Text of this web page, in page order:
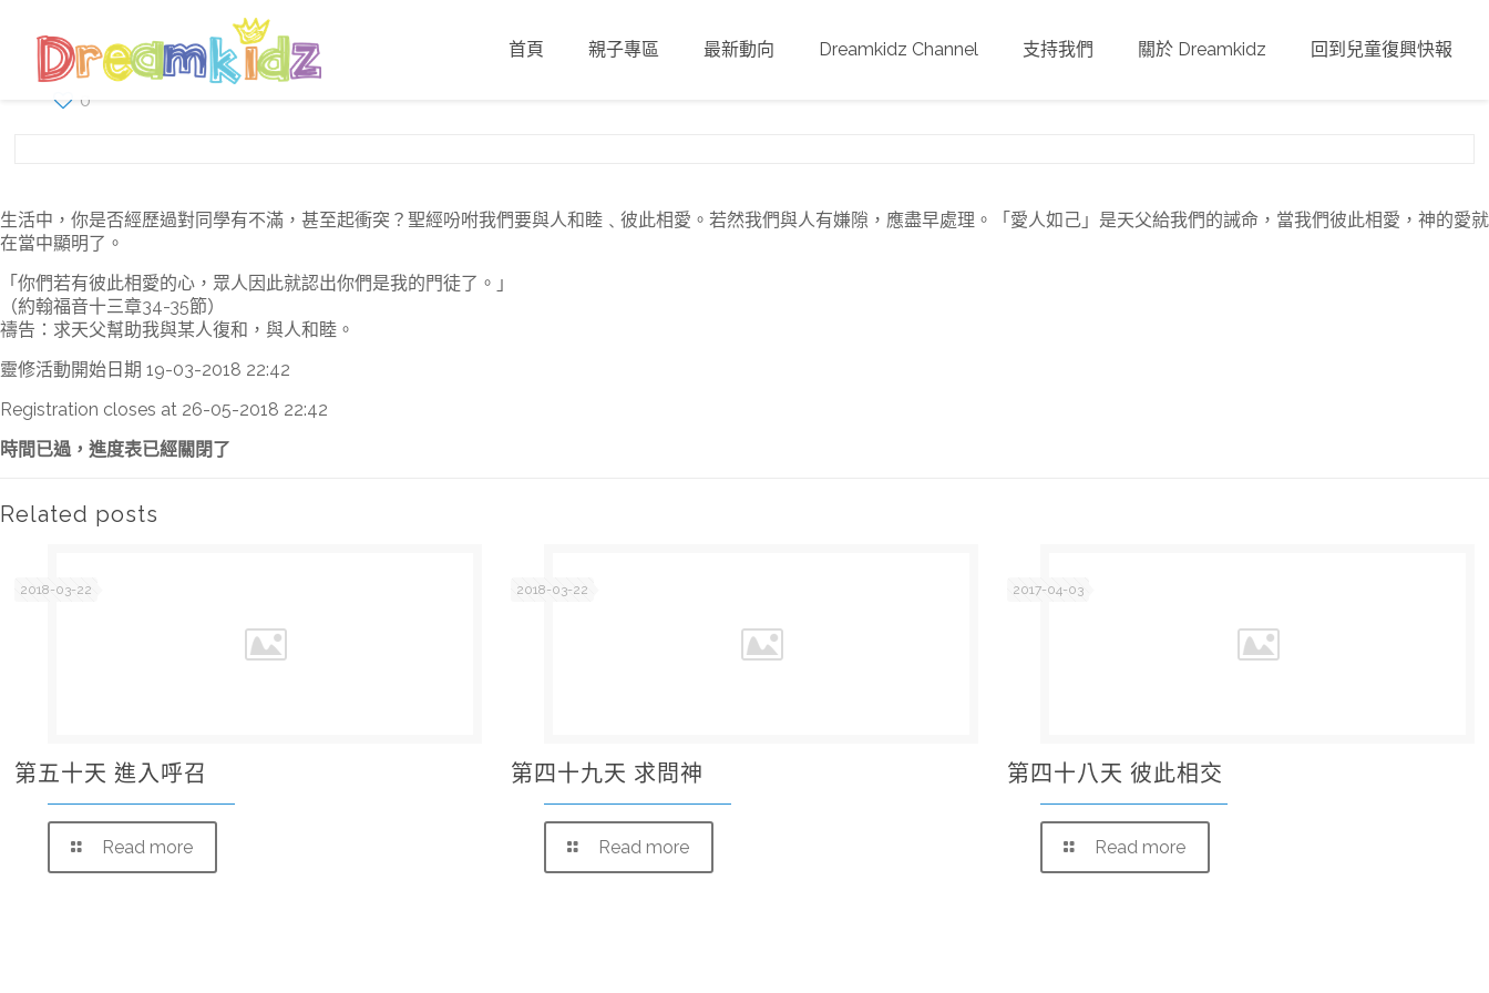
首頁 親子專區 最新動向 Dreamkidz Channel 支持我們 關於 Dreamkidz 回到兒童復興快報
0
生活中，你是否經歷過對同學有不滿，甚至起衝突？聖經吩咐我們要與人和睦﹑彼此相愛。若然我們與人有嫌隙，應盡早處理。「愛人如己」是天父給我們的誡命，當我們彼此相愛，神的愛就
在當中顯明了。
「你們若有彼此相愛的心，眾人因此就認出你們是我的門徒了。」
（約翰福音十三章34-35節）
禱告：求天父幫助我與某人復和，與人和睦。
靈修活動開始日期 19-03-2018 22:42
Registration closes at 26-05-2018 22:42
時間已過，進度表已經關閉了
Related posts
2018-03-22
第五十天 進入呼召
Read more
2018-03-22
第四十九天 求問神
Read more
2017-04-03
第四十八天 彼此相交
Read more